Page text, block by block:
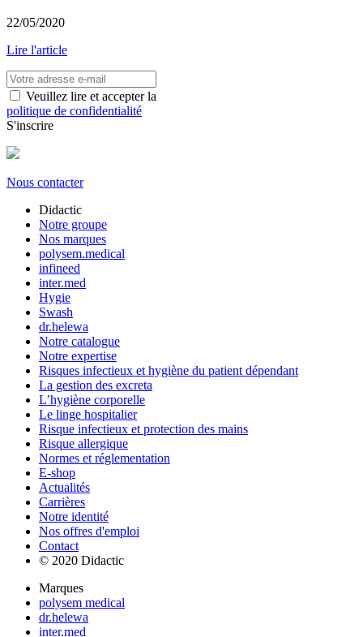
22/05/2020
Lire l'article
Veuillez lire et accepter la
politique de confidentialité
S'inscrire
Nous contacter
Didactic
Notre groupe
Nos marques
polysem.medical
infineed
inter.med
Hygie
Swash
dr.helewa
Notre catalogue
Notre expertise
Risques infectieux et hygiène du patient dépendant
La gestion des excreta
L’hygiène corporelle
Le linge hospitalier
Risque infectieux et protection des mains
Risque allergique
Normes et réglementation
E-shop
Actualités
Carrières
Notre identité
Nos offres d'emploi
Contact
© 2020 Didactic
Marques
polysem medical
dr.helewa
inter.med